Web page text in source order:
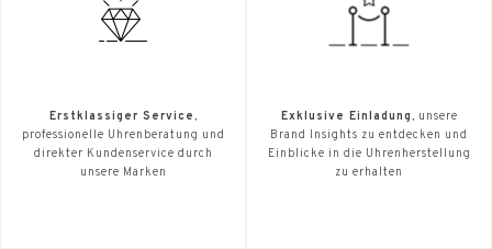
Erstklassiger Service,
professionelle Uhrenberatung und
direkter Kundenservice durch
unsere Marken
Exklusive Einladung, unsere
Brand Insights zu entdecken und
Einblicke in die Uhrenherstellung
zu erhalten